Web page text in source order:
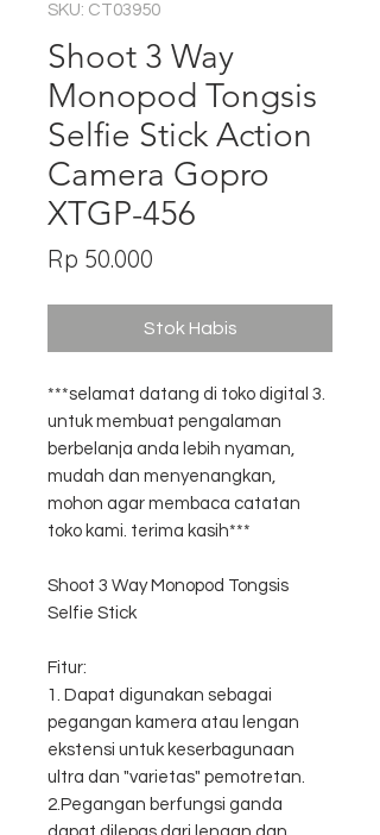
SKU: CT03950
Shoot 3 Way
Monopod Tongsis
Selfie Stick Action
Camera Gopro
XTGP-456
Rp 50.000
Stok Habis
***selamat datang di toko digital 3.
untuk membuat pengalaman
berbelanja anda lebih nyaman,
mudah dan menyenangkan,
mohon agar membaca catatan
toko kami. terima kasih***
Shoot 3 Way Monopod Tongsis
Selfie Stick
Fitur:
1. Dapat digunakan sebagai
pegangan kamera atau lengan
ekstensi untuk keserbagunaan
ultra dan "varietas" pemotretan.
2.Pegangan berfungsi ganda